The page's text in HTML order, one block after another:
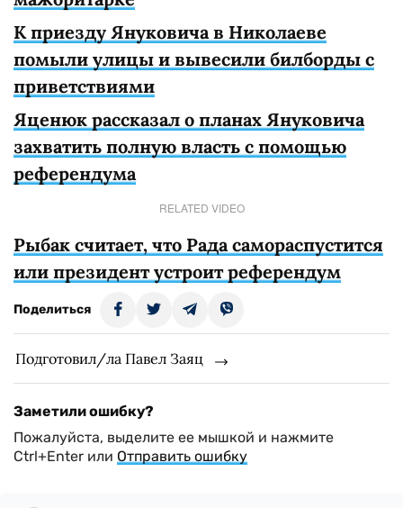
К приезду Януковича в Николаеве
помыли улицы и вывесили билборды с
приветствиями
Яценюк рассказал о планах Януковича
захватить полную власть с помощью
референдума
RELATED VIDEO
Рыбак считает, что Рада самораспустится
или президент устроит референдум
Поделиться
Подготовил/ла Павел Заяц
Заметили ошибку?
Пожалуйста, выделите ее мышкой и нажмите
Ctrl+Enter или Отправить ошибку